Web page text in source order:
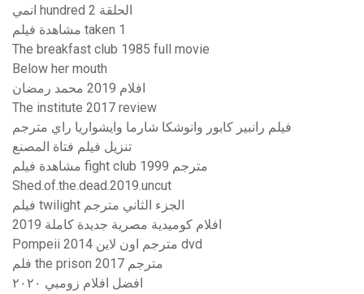
انمي hundred الحلقة 2
مشاهدة فيلم taken 1
The breakfast club 1985 full movie
Below her mouth
افلام 2019 محمد رمضان
The institute 2017 review
فيلم رانبير كابور وانوشكا شارما وايشواريا راي مترجم
تنزيل فيلم فتاة المصنع
مشاهدة فيلم fight club 1999 مترجم
Shed.of.the.dead.2019.uncut
فيلم twilight الجزء الثاني مترجم
افلام كوميدية مصرية جديدة كاملة 2019
Pompeii 2014 مترجم اون لاين dvd
فلم the prison 2017 مترجم
افضل افلام زومبي ٢٠٢٠